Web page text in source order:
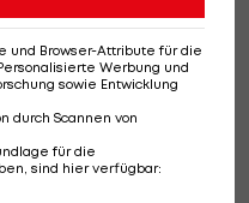
und Browser-Attribute für die
Werbung und
sowie Entwicklung
durch Scannen von
für die
sind hier verfügbar: